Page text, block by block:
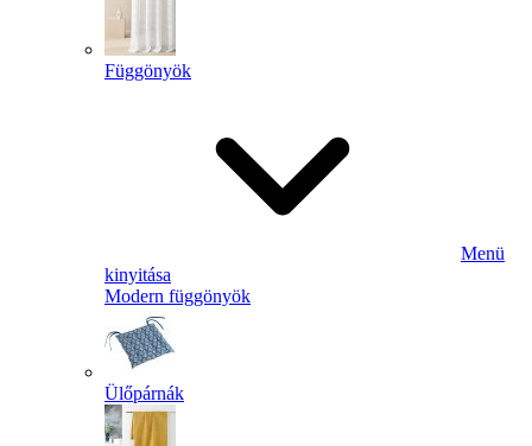
Függönyök
Menü
kinyitása
Modern függönyök
Ülőpárnák